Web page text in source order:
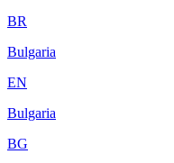
BR
Bulgaria
EN
Bulgaria
BG